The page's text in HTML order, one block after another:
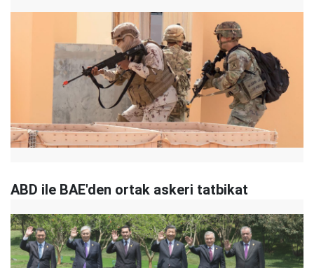
ABD ile BAE'den ortak askeri tatbikat